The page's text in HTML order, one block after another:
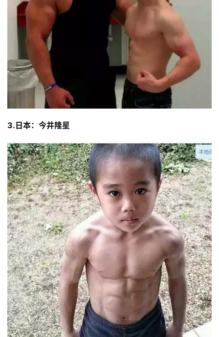
量
練
肌
劃
伽
健
身
視
頻
3.日本：今井隆星